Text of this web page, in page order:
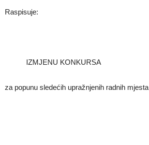
Raspisuje:
IZMJENU KONKURSA
za popunu sledećih upražnjenih radnih mjesta